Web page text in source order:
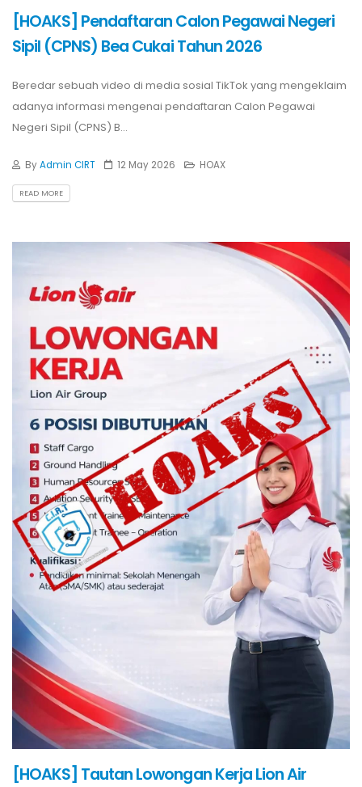
[HOAKS] Pendaftaran Calon Pegawai Negeri
Sipil (CPNS) Bea Cukai Tahun 2026
Beredar sebuah video di media sosial TikTok yang mengeklaim
adanya informasi mengenai pendaftaran Calon Pegawai
Negeri Sipil (CPNS) B...
ByAdmin CIRT 12 May 2026 HOAX
READ MORE
[HOAKS] Tautan Lowongan Kerja Lion Air